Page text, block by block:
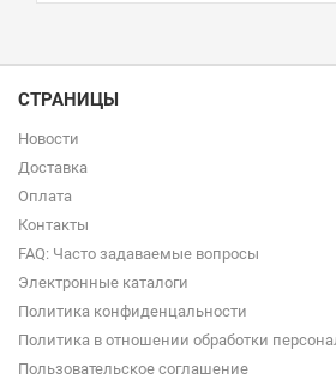
СТРАНИЦЫ
Новости
Доставка
Оплата
Контакты
FAQ: Часто задаваемые вопросы
Электронные каталоги
Политика конфиденцальности
Политика в отношении обработки
Пользовательское соглашение